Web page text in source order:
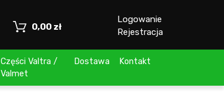
0,00 zł Toggle Dropdown
Logowanie
Rejestracja
Części Valtra /
Valmet
Dostawa Kontakt